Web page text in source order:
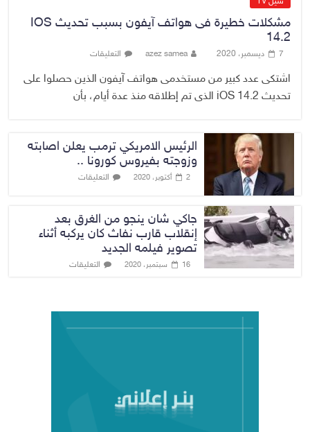
مشكلات خطيرة فى هواتف آيفون بسبب تحديث IOS
14.2
7 ديسمبر، 2020 azez samea التعليقات
اشتكى عدد كبير من مستخدمى هواتف آيفون الذين حصلوا على
تحديث iOS 14.2 الذى تم إطلاقه منذ عدة أيام، بأن
الرئيس الامريكي ترمب يعلن اصابته
وزوجته بفيروس كورونا ..
2 أكتوبر، 2020 التعليقات
جاكي شان ينجو من الغرق بعد
إنقلاب قارب نفاث كان يركبه أثناء
تصوير فيلمه الجديد
16 سبتمبر، 2020 التعليقات